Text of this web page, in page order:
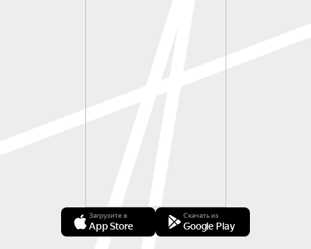
Загрузите в
App Store
Скачать из
Google Play